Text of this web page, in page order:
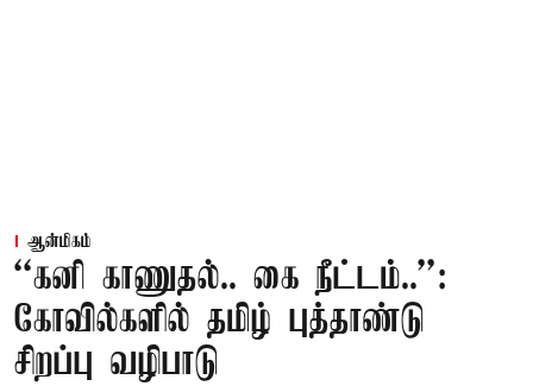
ஆன்மிகம்
‘‘கனி காணுதல்.. கை நீட்டம்..’’:
கோவில்களில் தமிழ் புத்தாண்டு
சிறப்பு வழிபாடு